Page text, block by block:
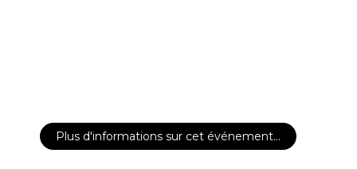
Plus d'informations sur cet événement…